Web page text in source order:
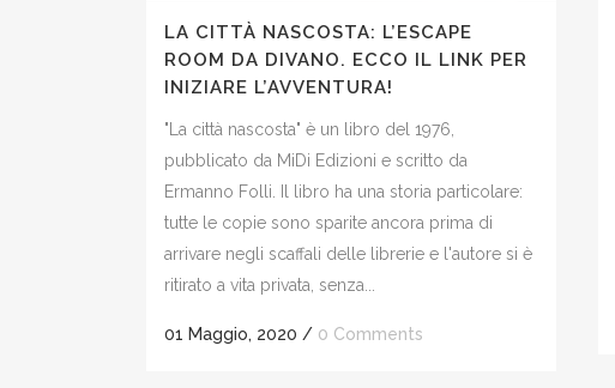
LA CITTÀ NASCOSTA: L’ESCAPE
ROOM DA DIVANO. ECCO IL LINK PER
INIZIARE L’AVVENTURA!
"La città nascosta" è un libro del 1976,
pubblicato da MiDi Edizioni e scritto da
Ermanno Folli. Il libro ha una storia particolare:
tutte le copie sono sparite ancora prima di
arrivare negli scaffali delle librerie e l'autore si è
ritirato a vita privata, senza...
01 Maggio, 2020 / 0 Comments